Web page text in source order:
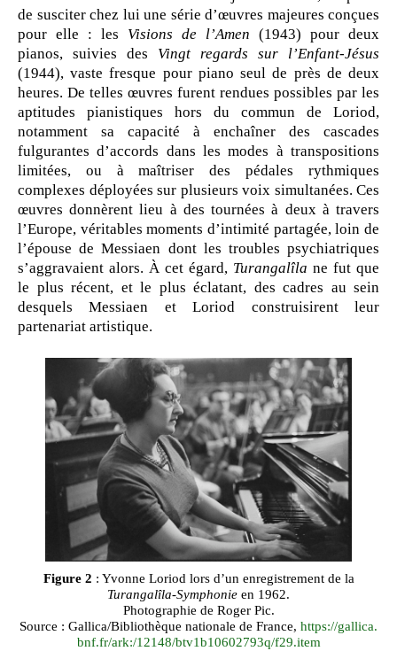
de susciter chez lui une série d’œuvres majeures conçues
pour elle : les Visions de l’Amen (1943) pour deux
pianos, suivies des Vingt regards sur l’Enfant-Jésus
(1944), vaste fresque pour piano seul de près de deux
heures. De telles œuvres furent rendues possibles par les
aptitudes pianistiques hors du commun de Loriod,
notamment sa capacité à enchaîner des cascades
fulgurantes d’accords dans les modes à transpositions
limitées, ou à maîtriser des pédales rythmiques
complexes déployées sur plusieurs voix simultanées. Ces
œuvres donnèrent lieu à des tournées à deux à travers
l’Europe, véritables moments d’intimité partagée, loin de
l’épouse de Messiaen dont les troubles psychiatriques
s’aggravaient alors. À cet égard, Turangalîla ne fut que
le plus récent, et le plus éclatant, des cadres au sein
desquels Messiaen et Loriod construisirent leur
partenariat artistique.
Figure 2 : Yvonne Loriod lors d’un enregistrement de la
Turangalîla-Symphonie en 1962.
Photographie de Roger Pic.
Source : Gallica/Bibliothèque nationale de France, https://gallica.
bnf.fr/ark:/12148/btv1b10602793q/f29.item